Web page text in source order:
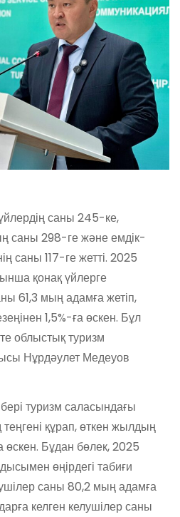
саны 245-ке,
саны 298-ге және емдік-
саны 117-ге жетті. 2025
қонақ үйлерге
61,3 мың адамға жетіп,
1,5%-ға өскен. Бұл
облыстық туризм
Нұрдәулет Медеуов
туризм саласындағы
құрап, өткен жылдың
өскен. Бұдан бөлек, 2025
өңірдегі табиғи
саны 80,2 мың адамға
келген келушілер саны